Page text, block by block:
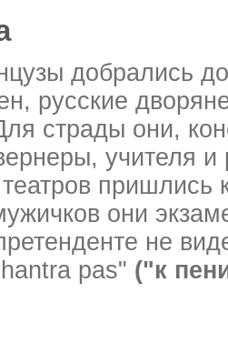
добрались
русские
страды они,
учителя и
пришлись
они
не
pas" ("к